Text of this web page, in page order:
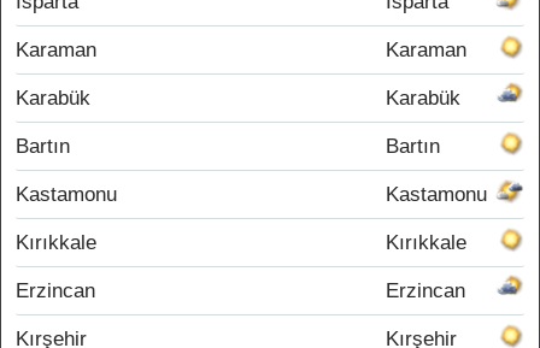
Karaman Karaman
Karabük Karabük
Bartın Bartın
Kastamonu Kastamonu
Kırıkkale Kırıkkale
Erzincan Erzincan
Kırşehir Kırşehir